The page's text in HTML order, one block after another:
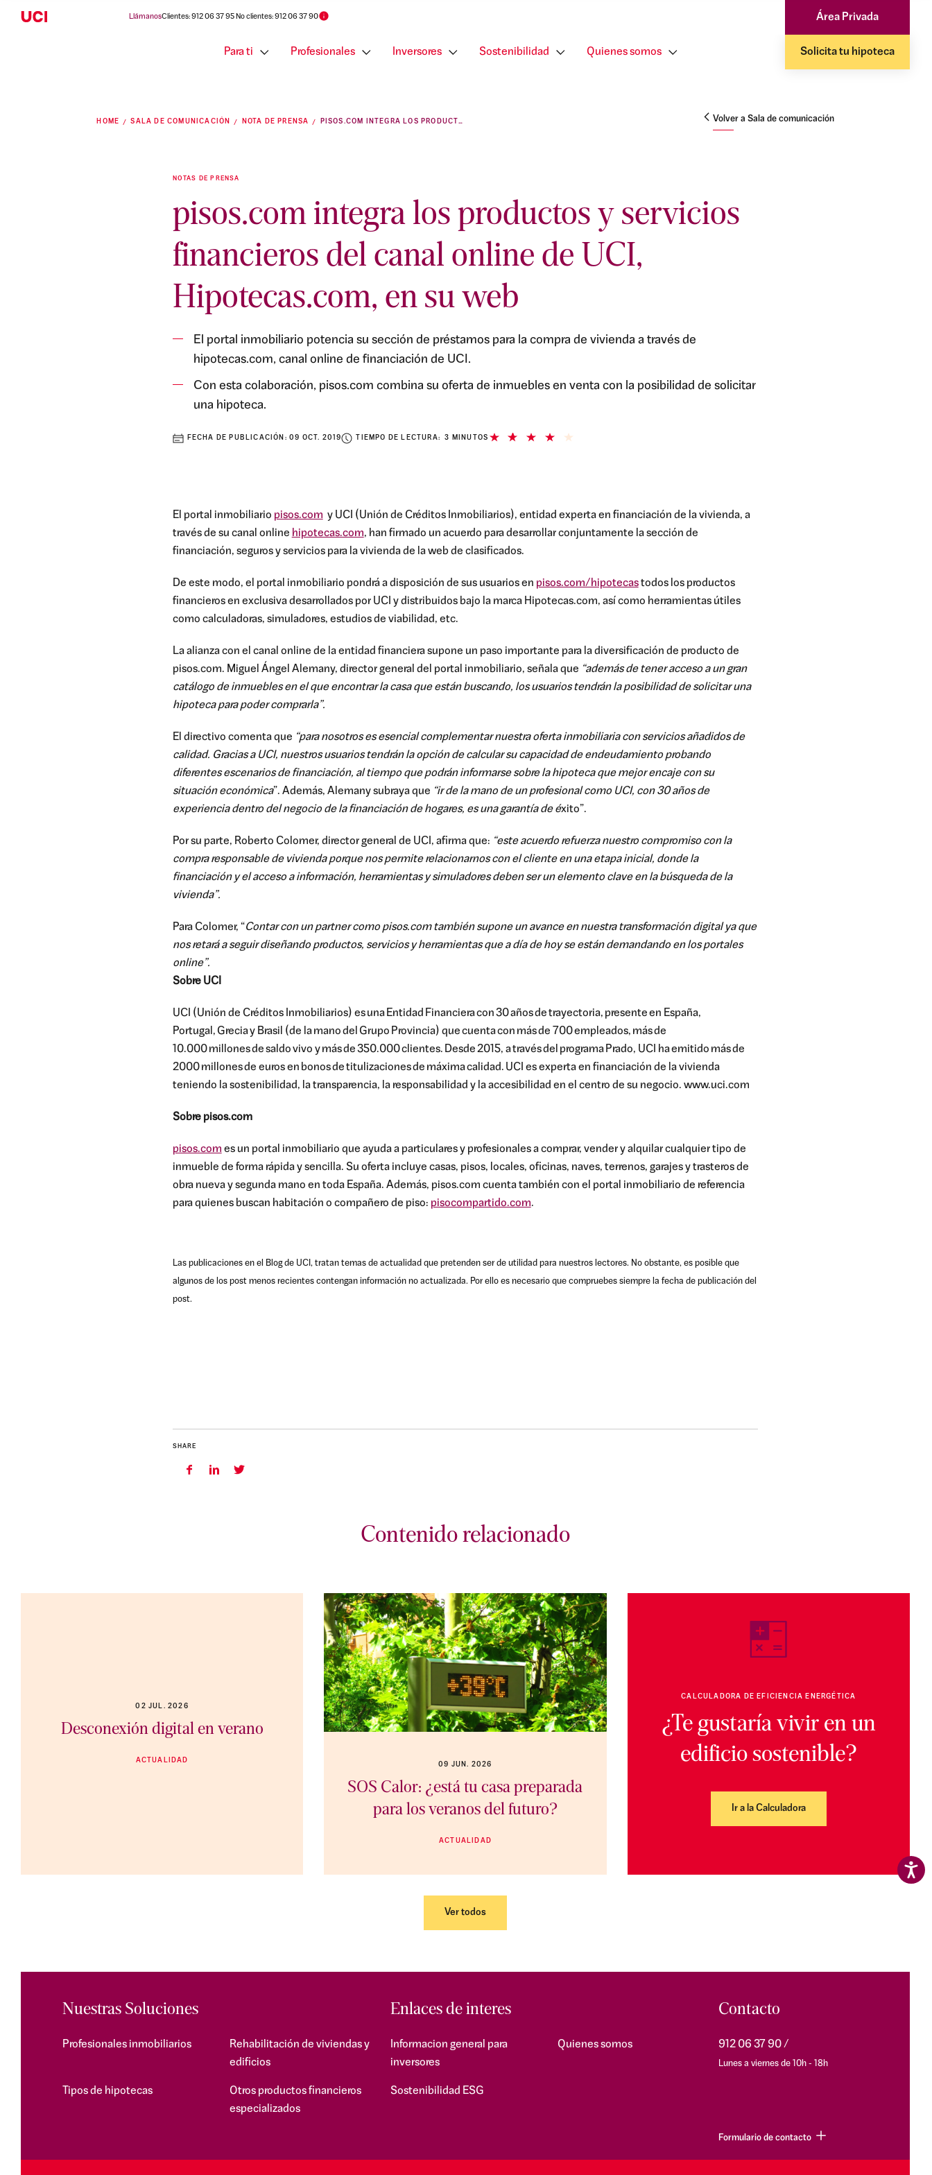
LlámanosClientes: 912 06 37 95 No clientes: 912 06 37 90 Área Privada
Para ti Profesionales Inversores Sostenibilidad Quienes somos Solicita tu hipoteca
HOME SALA DE COMUNICACIÓN NOTA DE PRENSA PISOS.COM INTEGRA LOS PRODUCTOS Y SERVICIOS FINANCIEROS DEL CANAL ONLINE DE UCI, HIPOTECAS.COM, EN SU WEB Volver a Sala de comunicación
NOTAS DE PRENSA
pisos.com integra los productos y servicios
financieros del canal online de UCI,
Hipotecas.com, en su web
El portal inmobiliario potencia su sección de préstamos para la compra de vivienda a través de
hipotecas.com, canal online de financiación de UCI.
Con esta colaboración, pisos.com combina su oferta de inmuebles en venta con la posibilidad de solicitar
una hipoteca.
FECHA DE PUBLICACIÓN:09 OCT. 2019 TIEMPO DE LECTURA: 3 MINUTOS
El portal inmobiliario pisos.com y UCI (Unión de Créditos Inmobiliarios), entidad experta en financiación de la vivienda, a
través de su canal online hipotecas.com, han firmado un acuerdo para desarrollar conjuntamente la sección de
financiación, seguros y servicios para la vivienda de la web de clasificados.
De este modo, el portal inmobiliario pondrá a disposición de sus usuarios en pisos.com/hipotecastodos los productos
financieros en exclusiva desarrollados por UCI y distribuidos bajo la marca Hipotecas.com, así como herramientas útiles
como calculadoras, simuladores, estudios de viabilidad, etc.
La alianza con el canal online de la entidad financiera supone un paso importante para la diversificación de producto de
pisos.com. Miguel Ángel Alemany, director general del portal inmobiliario, señala que “además de tener acceso a un gran
catálogo de inmuebles en el que encontrar la casa que están buscando, los usuarios tendrán la posibilidad de solicitar una
hipoteca para poder comprarla”.
El directivo comenta que “para nosotros es esencial complementar nuestra oferta inmobiliaria con servicios añadidos de
calidad. Gracias a UCI, nuestros usuarios tendrán la opción de calcular su capacidad de endeudamiento probando
diferentes escenarios de financiación, al tiempo que podrán informarse sobre la hipoteca que mejor encaje con su
situación económica”. Además, Alemany subraya que “ir de la mano de un profesional como UCI, con 30 años de
experiencia dentro del negocio de la financiación de hogares, es una garantía de éxito”.
Por su parte, Roberto Colomer, director general de UCI, afirma que: “este acuerdo refuerza nuestro compromiso con la
compra responsable de vivienda porque nos permite relacionarnos con el cliente en una etapa inicial, donde la
financiación y el acceso a información, herramientas y simuladores deben ser un elemento clave en la búsqueda de la
vivienda”.
Para Colomer, “Contar con un partner como pisos.com también supone un avance en nuestra transformación digital ya que
nos retará a seguir diseñando productos, servicios y herramientas que a día de hoy se están demandando en los portales
online”.
Sobre UCI
UCI (Unión de Créditos Inmobiliarios) es una Entidad Financiera con 30 años de trayectoria, presente en España,
Portugal, Grecia y Brasil (de la mano del Grupo Provincia) que cuenta con más de 700 empleados, más de
10.000 millones de saldo vivo y más de 350.000 clientes. Desde 2015, a través del programa Prado, UCI ha emitido más de
2000 millones de euros en bonos de titulizaciones de máxima calidad. UCI es experta en financiación de la vivienda
teniendo la sostenibilidad, la transparencia, la responsabilidad y la accesibilidad en el centro de su negocio. www.uci.com
Sobre pisos.com
pisos.com es un portal inmobiliario que ayuda a particulares y profesionales a comprar, vender y alquilar cualquier tipo de
inmueble de forma rápida y sencilla. Su oferta incluye casas, pisos, locales, oficinas, naves, terrenos, garajes y trasteros de
obra nueva y segunda mano en toda España. Además, pisos.com cuenta también con el portal inmobiliario de referencia
para quienes buscan habitación o compañero de piso: pisocompartido.com.
Las publicaciones en el Blog de UCI, tratan temas de actualidad que pretenden ser de utilidad para nuestros lectores. No obstante, es posible que
algunos de los post menos recientes contengan información no actualizada. Por ello es necesario que compruebes siempre la fecha de publicación del
post.
SHARE
Contenido relacionado
02 JUL. 2026
Desconexión digital en verano
ACTUALIDAD
09 JUN. 2026
SOS Calor: ¿está tu casa preparada
para los veranos del futuro?
ACTUALIDAD
CALCULADORA DE EFICIENCIA ENERGÉTICA
¿Te gustaría vivir en un
edificio sostenible?
Ir a la Calculadora
Ver todos
Nuestras Soluciones
Profesionales inmobiliarios
Rehabilitación de viviendas y
edificios
Tipos de hipotecas
Otros productos financieros
especializados
Enlaces de interes
Informacion general para
inversores
Quienes somos
Sostenibilidad ESG
Contacto
912 06 37 90
Lunes a viernes de 10h - 18h
Formulario de contacto